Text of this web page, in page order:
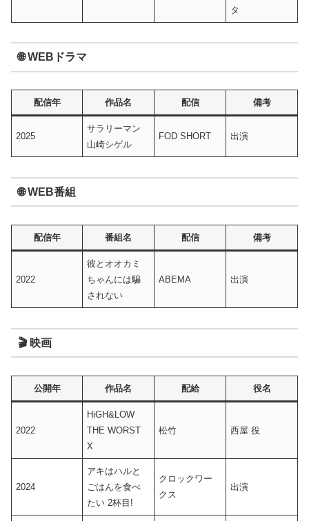
タ
🌐 WEBドラマ
配信年 作品名 配信 備考
2025
サラリーマン
山崎シゲル
FOD SHORT 出演
🌐 WEB番組
配信年 番組名 配信 備考
2022
彼とオオカミ
ちゃんには騙
されない
ABEMA 出演
🎬 映画
公開年 作品名 配給 役名
2022
HiGH&LOW
THE WORST
X
松竹 西屋 役
2024
アキはハルと
ごはんを食べ
たい 2杯目!
クロックワー
クス
出演